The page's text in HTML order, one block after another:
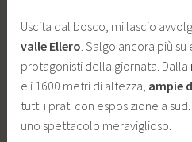
Uscita dal bosco, mi lascio
valle Ellero . Salgo ancora più
protagonisti della giornata. Dalla
e i 1600 metri di altezza, ampie
tutti i prati con esposizione a
uno spettacolo meraviglioso.